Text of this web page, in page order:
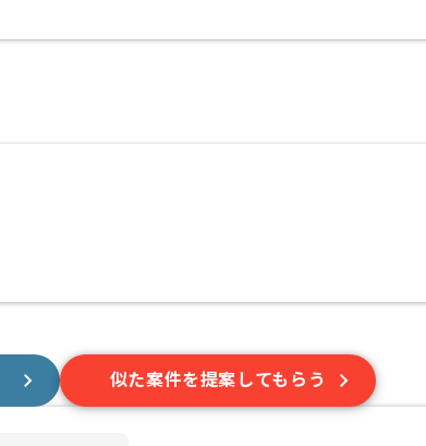
似た案件を提案してもらう